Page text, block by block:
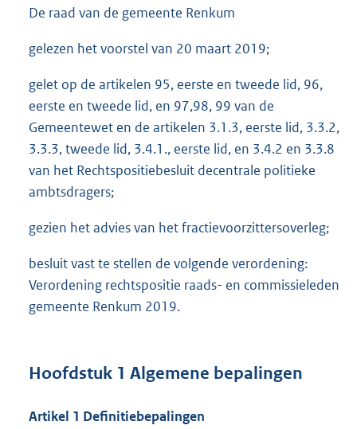
De raad van de gemeente Renkum
gelezen het voorstel van 20 maart 2019;
gelet op de artikelen 95, eerste en tweede lid, 96,
eerste en tweede lid, en 97,98, 99 van de
Gemeentewet en de artikelen 3.1.3, eerste lid, 3.3.2,
3.3.3, tweede lid, 3.4.1., eerste lid, en 3.4.2 en 3.3.8
van het Rechtspositiebesluit decentrale politieke
ambtsdragers;
gezien het advies van het fractievoorzittersoverleg;
besluit vast te stellen de volgende verordening:
Verordening rechtspositie raads- en commissieleden
gemeente Renkum 2019.
Hoofdstuk 1 Algemene bepalingen
Artikel 1 Definitiebepalingen